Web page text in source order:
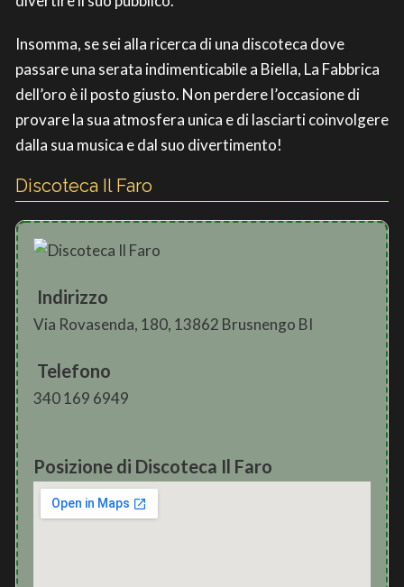
Insomma, se sei alla ricerca di una discoteca dove
passare una serata indimenticabile a Biella, La Fabbrica
dell’oro è il posto giusto. Non perdere l’occasione di
provare la sua atmosfera unica e di lasciarti coinvolgere
dalla sua musica e dal suo divertimento!
Discoteca Il Faro
Indirizzo
Via Rovasenda, 180, 13862 Brusnengo BI
Telefono
340 169 6949
Posizione di Discoteca Il Faro